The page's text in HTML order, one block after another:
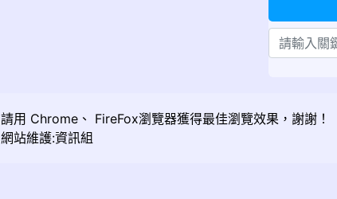
請用 Chrome 、 FireFox瀏覽器獲得最佳瀏覽效果，謝謝！
網站維護:資訊組